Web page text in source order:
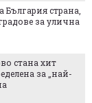
България страна,
за улична
стана хит
за „най-